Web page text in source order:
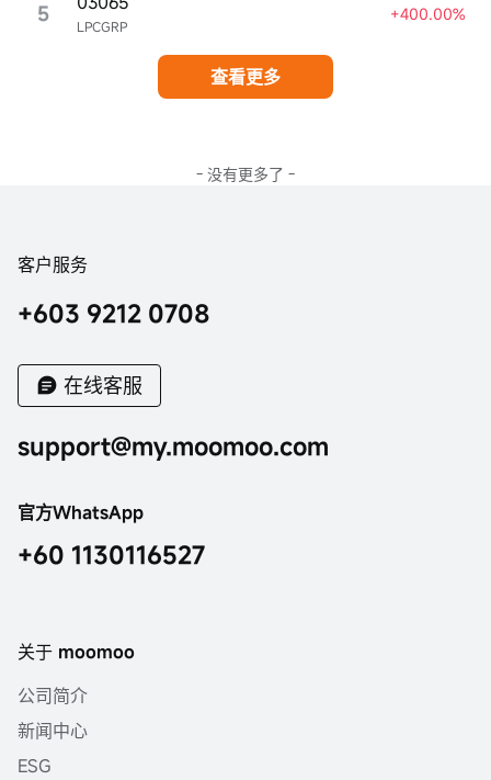
5 LPCGRP
+400.00%
查看更多
- 没有更多了 -
客户服务
+603 9212 0708
在线客服
support@my.moomoo.com
官方WhatsApp
+60 1130116527
关于 moomoo
公司简介
新闻中心
ESG